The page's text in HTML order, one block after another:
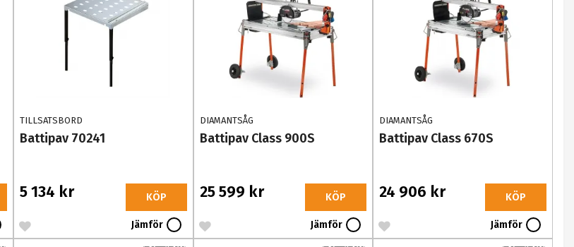
TILLSATSBORD
Battipav 70241
5 134 kr KÖP
Jämför
DIAMANTSÅG
Battipav Class 900S
25 599 kr KÖP
Jämför
DIAMANTSÅG
Battipav Class 670S
24 906 kr KÖP
Jämför